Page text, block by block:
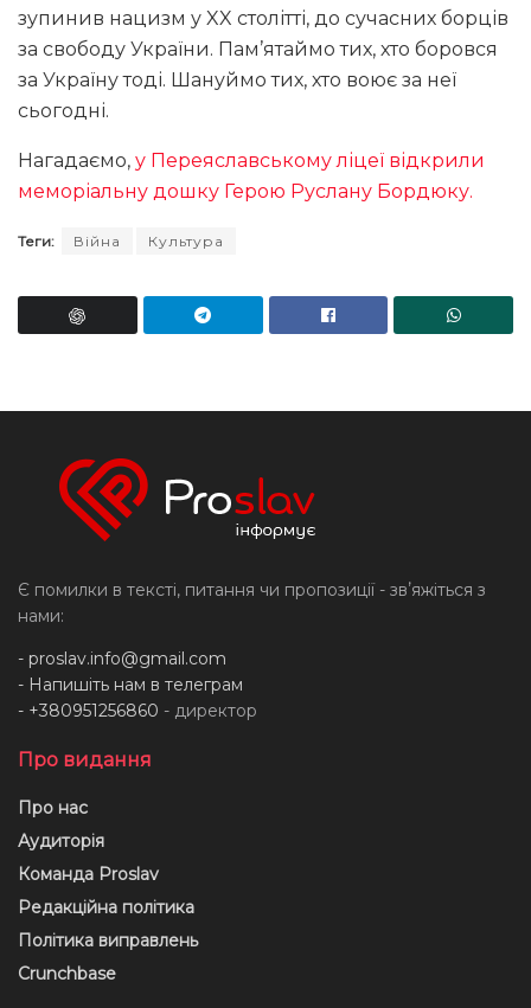
зупинив нацизм у XX столітті, до сучасних борців
за свободу України. Пам’ятаймо тих, хто боровся
за Україну тоді. Шануймо тих, хто воює за неї
сьогодні.
Нагадаємо, у Переяславському ліцеї відкрили
меморіальну дошку Герою Руслану Бордюку.
Теги: Війна Культура
Є помилки в тексті, питання чи пропозиції - звʼяжіться з
нами:
- proslav.info@gmail.com
- Напишіть нам в телеграм
- +380951256860 - директор
Про видання
Про нас
Аудиторія
Команда Proslav
Редакційна політика
Політика виправлень
Crunchbase